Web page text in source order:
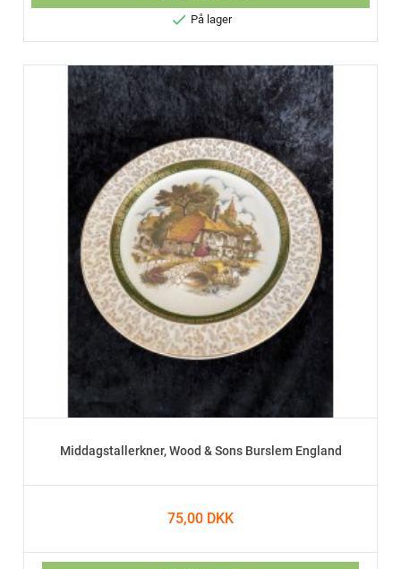
 På lager
Middagstallerkner, Wood & Sons Burslem England
75,00 DKK